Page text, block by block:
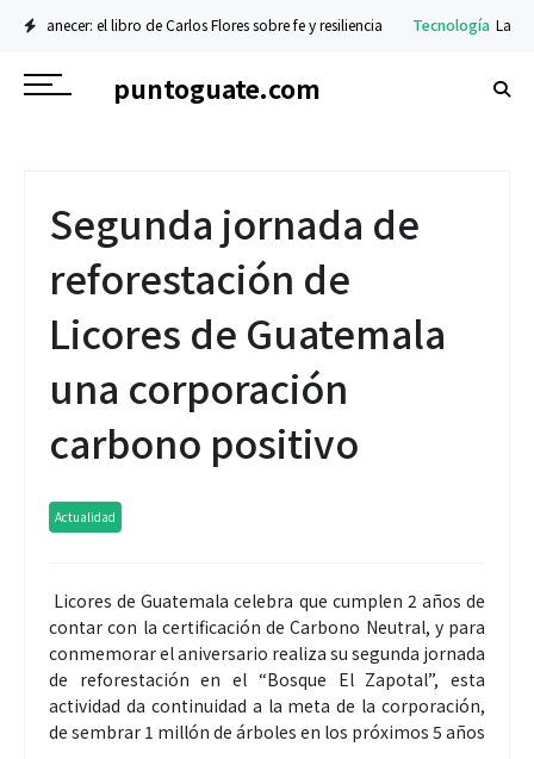
libro de Carlos Flores sobre fe y resiliencia Tecnología La nueva serie
puntoguate.com
Segunda jornada de
reforestación de
Licores de Guatemala
una corporación
carbono positivo
Actualidad
Licores de Guatemala celebra que cumplen 2 años de
contar con la certificación de Carbono Neutral, y para
conmemorar el aniversario realiza su segunda jornada
de reforestación en el “Bosque El Zapotal”, esta
actividad da continuidad a la meta de la corporación,
de sembrar 1 millón de árboles en los próximos 5 años